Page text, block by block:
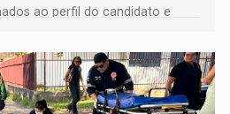
ao perfil do candidato e